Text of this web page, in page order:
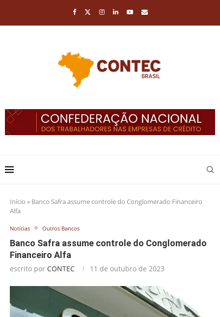
Início » Banco Safra assume controle do Conglomerado Financeiro
Alfa
Notícias Outros Bancos
Banco Safra assume controle do Conglomerado
Financeiro Alfa
escrito por CONTEC 11 de outubro de 2023